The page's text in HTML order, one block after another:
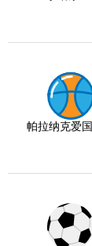
帕拉纳克爱